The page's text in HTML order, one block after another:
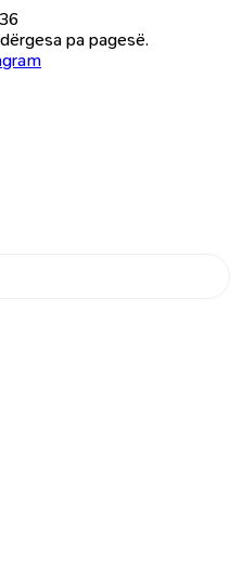
dërgesa pa pagesë.